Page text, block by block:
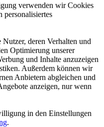
verwenden wir Cookies
personalisiertes
deren Verhalten und
Optimierung unserer
und Inhalte anzuzeigen
Außerdem können wir
Anbietern abgleichen und
anzeigen, nur wenn
in den Einstellungen
.